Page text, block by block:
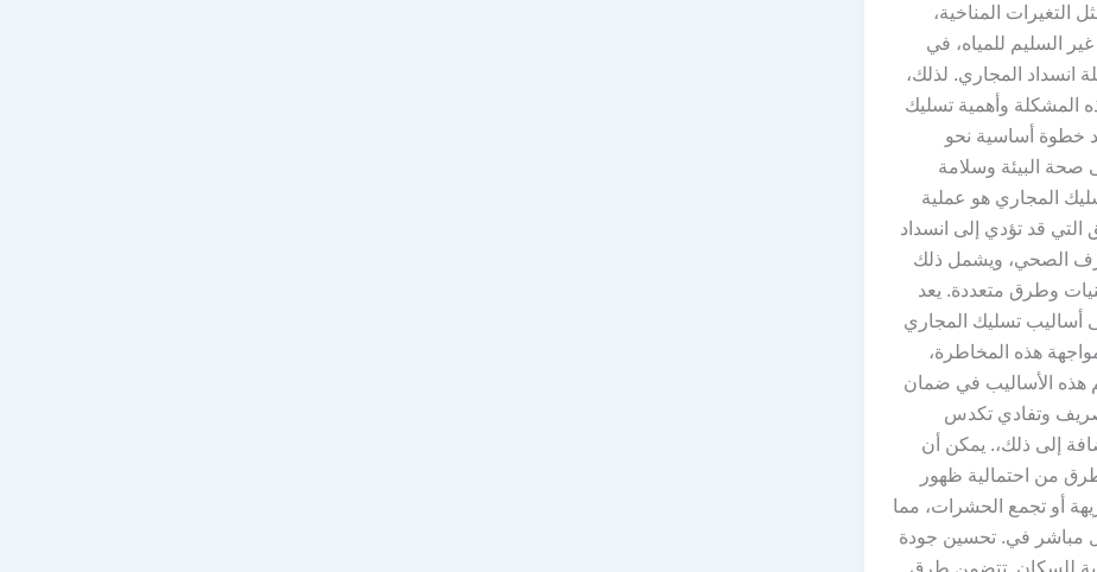
التغيرات المناخية،
السليم للمياه، في
انسداد المجاري. لذلك،
المشكلة وأهمية تسليك
خطوة أساسية نحو
صحة البيئة وسلامة
المجاري هو عملية
التي قد تؤدي إلى انسداد
الصحي، ويشمل ذلك
وطرق متعددة. يعد
أساليب تسليك المجاري
هذه المخاطرة،
هذه الأساليب في ضمان
وتفادي تكدس
إلى ذلك،. يمكن أن
من احتمالية ظهور
أو تجمع الحشرات، مما
مباشر في. تحسين جودة
للسكان. تتضمن طرق